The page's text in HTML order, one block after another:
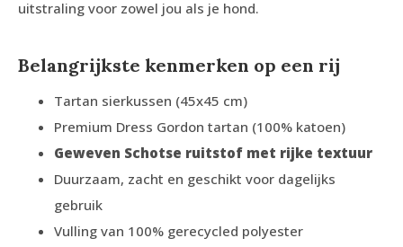
uitstraling voor zowel jou als je hond.
Belangrijkste kenmerken op een rij
Tartan sierkussen (45x45 cm)
Premium Dress Gordon tartan (100% katoen)
Geweven Schotse ruitstof met rijke textuur
Duurzaam, zacht en geschikt voor dagelijks
gebruik
Vulling van 100% gerecycled polyester